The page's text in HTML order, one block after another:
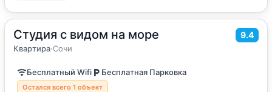
Студия с видом на море 9.4
Квартира·Сочи
35 м2· 4 гостя
Квартира
Бесплатный Wifi Бесплатная Парковка
Остался всего 1 объект